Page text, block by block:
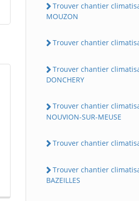
Trouver chantier
MOUZON
Trouver chantier
Trouver chantier
DONCHERY
Trouver chantier
NOUVION-SUR-MEUSE
Trouver chantier
Trouver chantier
BAZEILLES